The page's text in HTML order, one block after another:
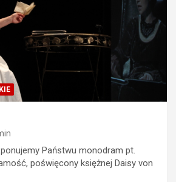
Państwu monodram pt.
poświęcony księżnej Daisy von